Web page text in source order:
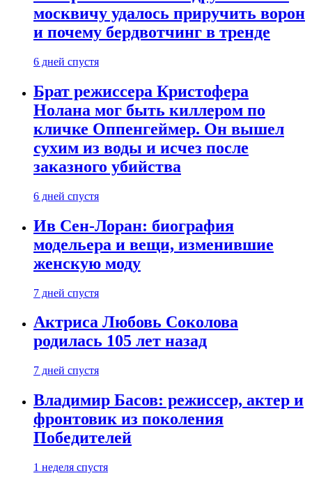
москвичу удалось приручить ворон
и почему бердвотчинг в тренде
6 дней спустя
Брат режиссера Кристофера
Нолана мог быть киллером по
кличке Оппенгеймер. Он вышел
сухим из воды и исчез после
заказного убийства
6 дней спустя
Ив Сен-Лоран: биография
модельера и вещи, изменившие
женскую моду
7 дней спустя
Актриса Любовь Соколова
родилась 105 лет назад
7 дней спустя
Владимир Басов: режиссер, актер и
фронтовик из поколения
Победителей
1 неделя спустя